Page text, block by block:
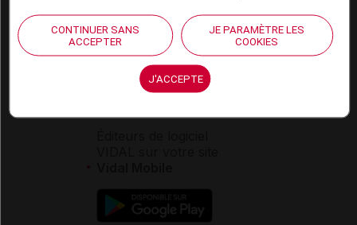
Service client
Contact
CONTINUER SANS
ACCEPTER
JE PARAMÈTRE LES
COOKIES
J'ACCEPTE